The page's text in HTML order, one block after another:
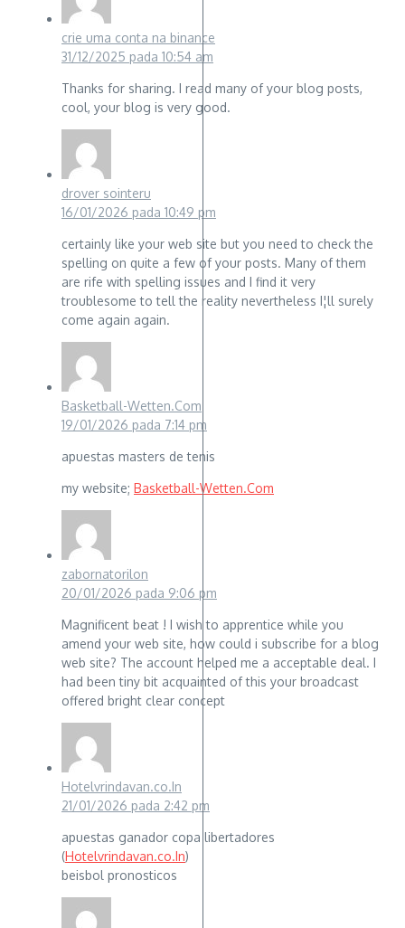
crie uma conta na binance
31/12/2025 pada 10:54 am
Thanks for sharing. I read many of your blog posts,
cool, your blog is very good.
drover sointeru
16/01/2026 pada 10:49 pm
certainly like your web site but you need to check the
spelling on quite a few of your posts. Many of them
are rife with spelling issues and I find it very
troublesome to tell the reality nevertheless I¦ll surely
come again again.
Basketball-Wetten.Com
19/01/2026 pada 7:14 pm
apuestas masters de tenis
my website; Basketball-Wetten.Com
zabornatorilon
20/01/2026 pada 9:06 pm
Magnificent beat ! I wish to apprentice while you
amend your web site, how could i subscribe for a blog
web site? The account helped me a acceptable deal. I
had been tiny bit acquainted of this your broadcast
offered bright clear concept
Hotelvrindavan.co.In
21/01/2026 pada 2:42 pm
apuestas ganador copa libertadores
(Hotelvrindavan.co.In)
beisbol pronosticos